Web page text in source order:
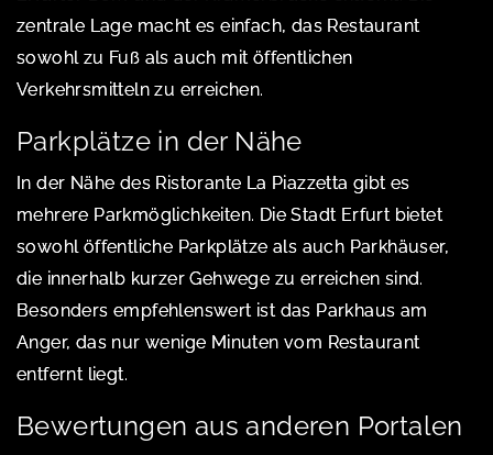
zentrale Lage macht es einfach, das Restaurant
sowohl zu Fuß als auch mit öffentlichen
Verkehrsmitteln zu erreichen.
Parkplätze in der Nähe
In der Nähe des Ristorante La Piazzetta gibt es
mehrere Parkmöglichkeiten. Die Stadt Erfurt bietet
sowohl öffentliche Parkplätze als auch Parkhäuser,
die innerhalb kurzer Gehwege zu erreichen sind.
Besonders empfehlenswert ist das Parkhaus am
Anger, das nur wenige Minuten vom Restaurant
entfernt liegt.
Bewertungen aus anderen Portalen